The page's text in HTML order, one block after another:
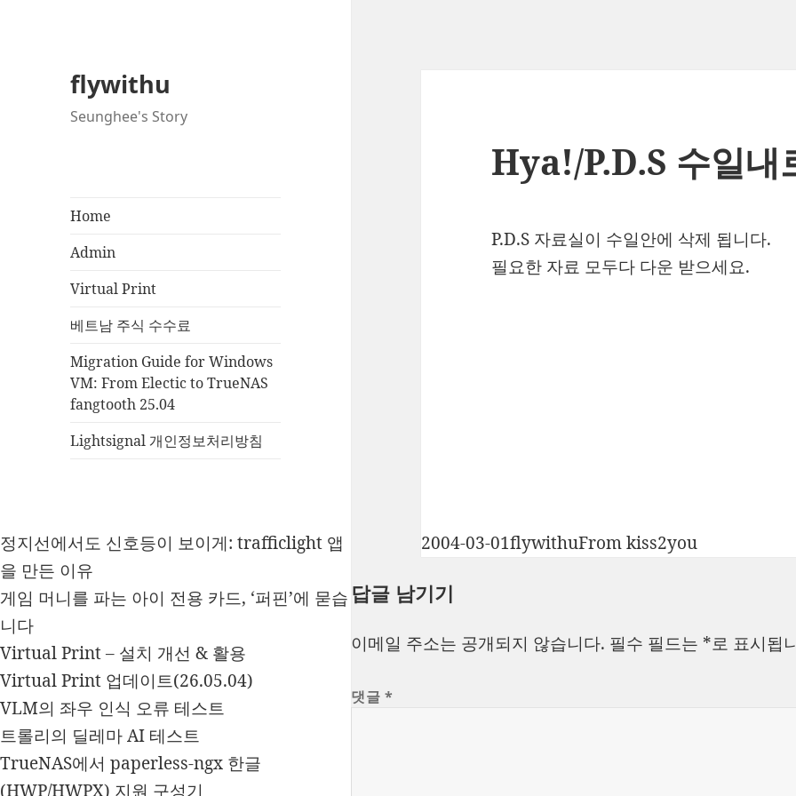
flywithu
Seunghee's Story
Home
Admin
Virtual Print
베트남 주식 수수료
Migration Guide for Windows
VM: From Electic to TrueNAS
fangtooth 25.04
Lightsignal 개인정보처리방침
정지선에서도 신호등이 보이게: trafficlight 앱
을 만든 이유
게임 머니를 파는 아이 전용 카드, ‘퍼핀’에 묻습
니다
Virtual Print – 설치 개선 & 활용
Virtual Print 업데이트(26.05.04)
VLM의 좌우 인식 오류 테스트
트롤리의 딜레마 AI 테스트
TrueNAS에서 paperless-ngx 한글
(HWP/HWPX) 지원 구성기
Hya!/P.D.S 수일내
P.D.S 자료실이 수일안에 삭제 됩니다.
필요한 자료 모두다 다운 받으세요.
작
일
2004-03-01글
flywithu카
From kiss2you
답글 남기기
이메일 주소는 공개되지 않습니다. 필수 필드는 *로 표시됩
댓글*